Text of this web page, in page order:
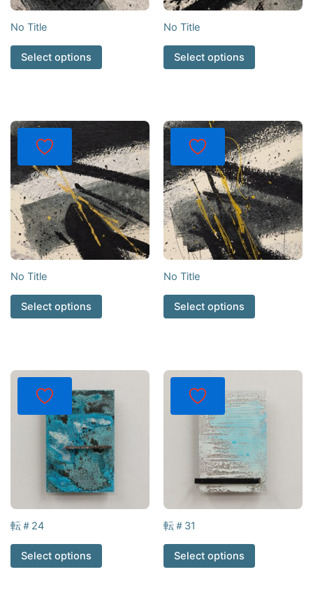
No Title
Select options
No Title
Select options
No Title
Select options
No Title
Select options
転＃24
Select options
転＃31
Select options